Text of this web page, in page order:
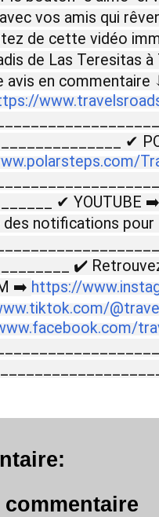
vos amis qui
de cette vidéo
de Las Teresitas
avis en
✔
✔ YOUTUBE
des notifications pour
✔
➡️ https://